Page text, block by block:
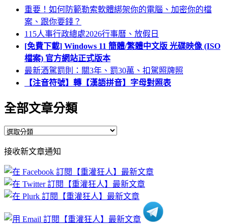
重要！如何防範勒索軟體綁架你的電腦、加密你的檔
案、跟你要錢？
115人事行政總處2026行事曆、放假日
[免費下載] Windows 11 簡體/繁體中文版 光碟映像 (ISO
檔案) 官方網站正式版本
最新酒駕罰則：關3年、罰30萬、扣駕照牌照
【注音符號】轉【漢語拼音】字母對照表
全部文章分類
全
文
章
分
類
接收新文章通知